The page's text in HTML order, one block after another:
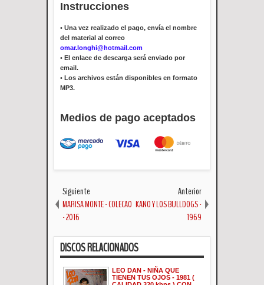
Instrucciones
• Una vez realizado el pago, envía el nombre
del material al correo
omar.longhi@hotmail.com
• El enlace de descarga será enviado por
email.
• Los archivos están disponibles en formato
MP3.
Medios de pago aceptados
Siguiente
MARISA MONTE - COLECAO
- 2016
Anterior
KANO Y LOS BULLDOGS -
1969
DISCOS RELACIONADOS
LEO DAN - NIÑA QUE
TIENEN TUS OJOS - 1981 (